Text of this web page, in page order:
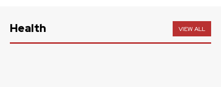
Health VIEW ALL